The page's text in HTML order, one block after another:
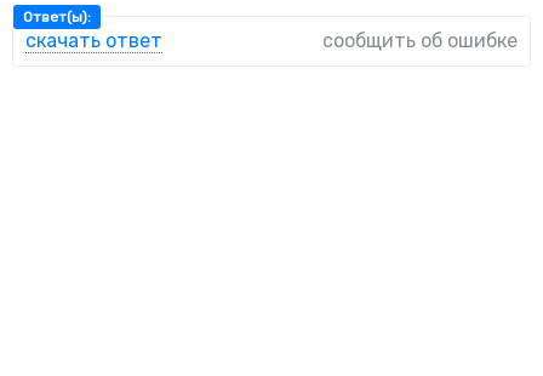
Ответ(ы):
скачать ответ сообщить об ошибке